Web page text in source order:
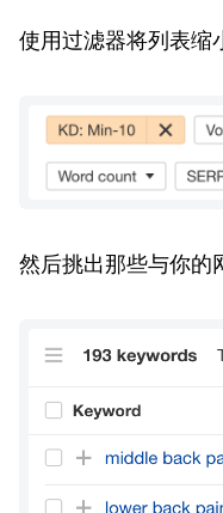
使用过滤器将列表缩
然后挑出那些与你的